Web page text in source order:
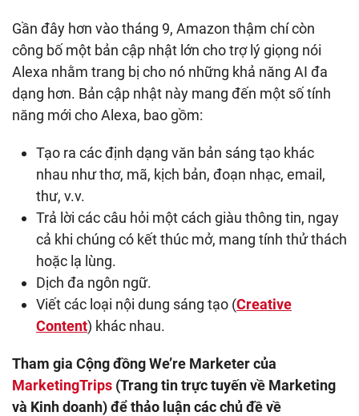
Gần đây hơn vào tháng 9, Amazon thậm chí còn
công bố một bản cập nhật lớn cho trợ lý giọng nói
Alexa nhằm trang bị cho nó những khả năng AI đa
dạng hơn. Bản cập nhật này mang đến một số tính
năng mới cho Alexa, bao gồm:
Tạo ra các định dạng văn bản sáng tạo khác
nhau như thơ, mã, kịch bản, đoạn nhạc, email,
thư, v.v.
Trả lời các câu hỏi một cách giàu thông tin, ngay
cả khi chúng có kết thúc mở, mang tính thử thách
hoặc lạ lùng.
Dịch đa ngôn ngữ.
Viết các loại nội dung sáng tạo (Creative
Content) khác nhau.
Tham gia Cộng đồng We’re Marketer của
MarketingTrips (Trang tin trực tuyến về Marketing
và Kinh doanh) để thảo luận các chủ đề về